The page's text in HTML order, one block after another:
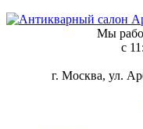
Мы
c
г. Москва, ул.